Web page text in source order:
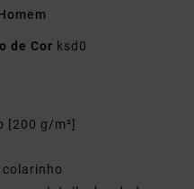
de Cor ksd0
[200 g/m²]